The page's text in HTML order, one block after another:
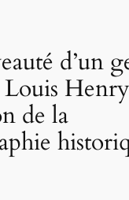
d’un
de la